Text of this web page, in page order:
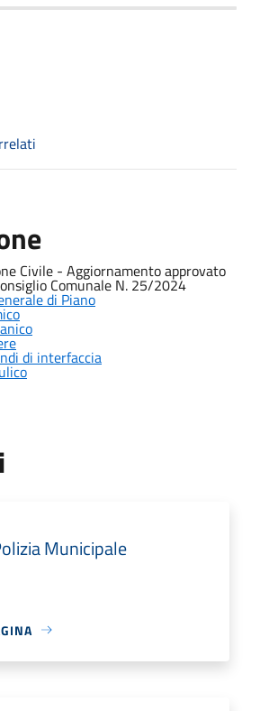
Civile - Aggiornamento approvato
Comunale N. 25/2024
di Piano
di interfaccia
Municipale